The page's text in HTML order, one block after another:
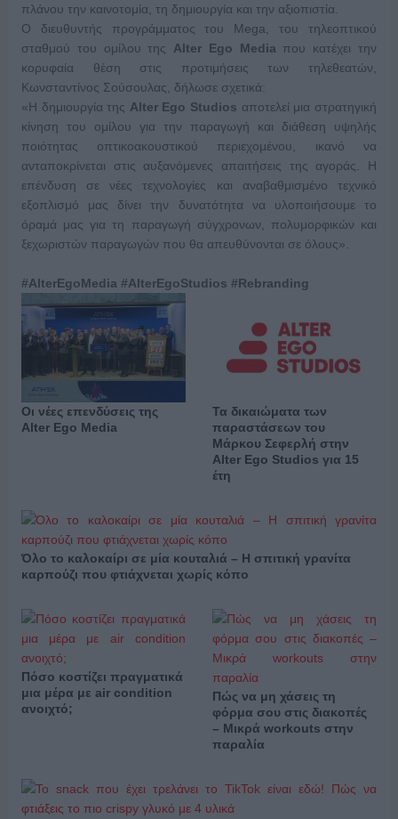
πλάνου την καινοτομία, τη δημιουργία και την αξιοπιστία.
Ο διευθυντής προγράμματος του Mega, του τηλεοπτικού
σταθμού του ομίλου της Alter Ego Media που κατέχει την
κορυφαία θέση στις προτιμήσεις των τηλεθεατών,
Κωνσταντίνος Σούσουλας, δήλωσε σχετικά:
«Η δημιουργία της Alter Ego Studios αποτελεί μια στρατηγική
κίνηση του ομίλου για την παραγωγή και διάθεση υψηλής
ποιότητας οπτικοακουστικού περιεχομένου, ικανό να
ανταποκρίνεται στις αυξανόμενες απαιτήσεις της αγοράς. Η
επένδυση σε νέες τεχνολογίες και αναβαθμισμένο τεχνικό
εξοπλισμό μας δίνει την δυνατότητα να υλοποιήσουμε το
όραμά μας για τη παραγωγή σύγχρονων, πολυμορφικών και
ξεχωριστών παραγωγών που θα απευθύνονται σε όλους».
#AlterEgoMedia #AlterEgoStudios #Rebranding
Oι νέες επενδύσεις της
Alter Ego Media
Τα δικαιώματα των
παραστάσεων του
Μάρκου Σεφερλή στην
Alter Ego Studios για 15
έτη
Όλο το καλοκαίρι σε μία κουταλιά – Η σπιτική γρανίτα
καρπούζι που φτιάχνεται χωρίς κόπο
Πόσο κοστίζει πραγματικά
μια μέρα με air condition
ανοιχτό;
Πώς να μη χάσεις τη
φόρμα σου στις διακοπές
– Μικρά workouts στην
παραλία